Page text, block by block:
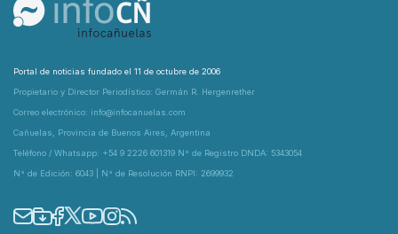
Portal de noticias fundado el 11 de octubre de 2006
Propietario y Director Periodístico: Germán R. Hergenrether
Correo electrónico: info@infocanuelas.com
Cañuelas, Provincia de Buenos Aires, Argentina
Teléfono / Whatsapp: +54 9 2226 601319 N° de Registro DNDA: 5343054
N° de Edición: 6043 | N° de Resolución RNPI: 2699932